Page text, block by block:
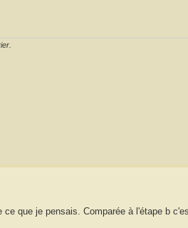
que je pensais. Comparée à l'étape b